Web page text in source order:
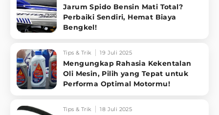
Jarum Spido Bensin Mati Total?
Perbaiki Sendiri, Hemat Biaya
Bengkel!
Tips & Trik 19 Juli 2025
Mengungkap Rahasia Kekentalan
Oli Mesin, Pilih yang Tepat untuk
Performa Optimal Motormu!
Tips & Trik 18 Juli 2025